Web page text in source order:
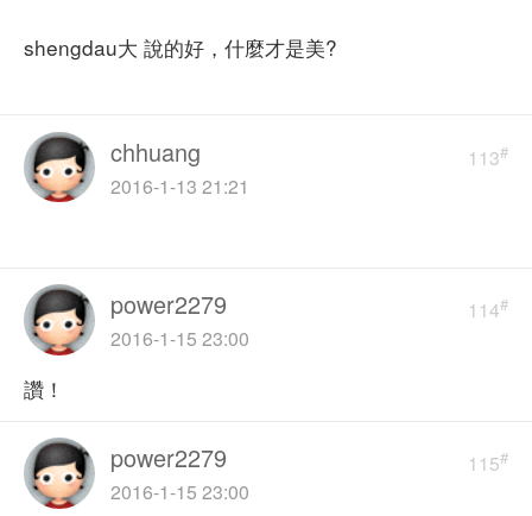
shengdau大 說的好，什麼才是美?
113#
chhuang
2016-1-13 21:21
114#
power2279
2016-1-15 23:00
讚！
115#
power2279
2016-1-15 23:00